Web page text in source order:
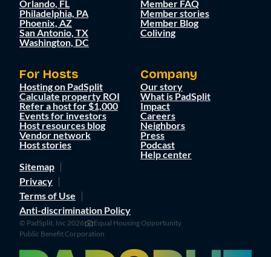
Orlando, FL
Philadelphia, PA
Phoenix, AZ
San Antonio, TX
Washington, DC
Member FAQ
Member stories
Member Blog
Coliving
For Hosts
Hosting on PadSplit
Calculate property ROI
Refer a host for $1,000
Events for investors
Host resources blog
Vendor network
Host stories
Company
Our story
What is PadSplit
Impact
Careers
Neighbors
Press
Podcast
Help center
Sitemap
Privacy
Terms of Use
Anti-discrimination Policy
© PadSplit, Inc 2026
Equal Housing Opportunity
Public Benefit Corporation